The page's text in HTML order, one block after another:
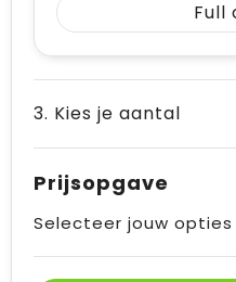
Full
3. Kies je aantal
Prijsopgave
Selecteer jouw